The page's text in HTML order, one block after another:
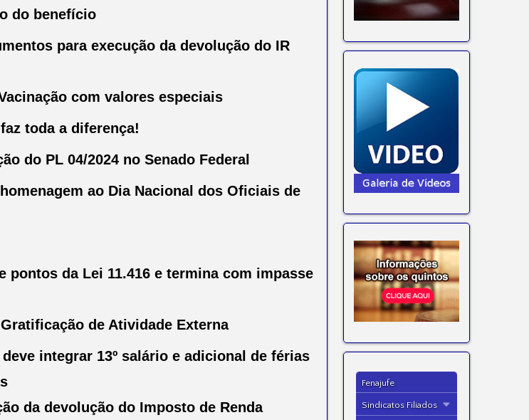
do benefício
para execução da devolução do IR
com valores especiais
toda a diferença!
do PL 04/2024 no Senado Federal
ao Dia Nacional dos Oficiais de
pontos da Lei 11.416 e termina com impasse
de Atividade Externa
integrar 13º salário e adicional de férias
da devolução do Imposto de Renda
Fenajufe
Sindicatos Filiados